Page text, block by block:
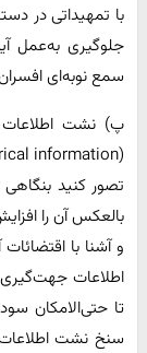
با تمهیداتی در
جلوگیری به‌عمل
سمع نوبه‌ای
پ) نشت اطلاعات
تصور کنید
بالعکس آن را
و آشنا با
اطلاعات
تا حتی‌الامکان
سنخ نشت اطلاعات